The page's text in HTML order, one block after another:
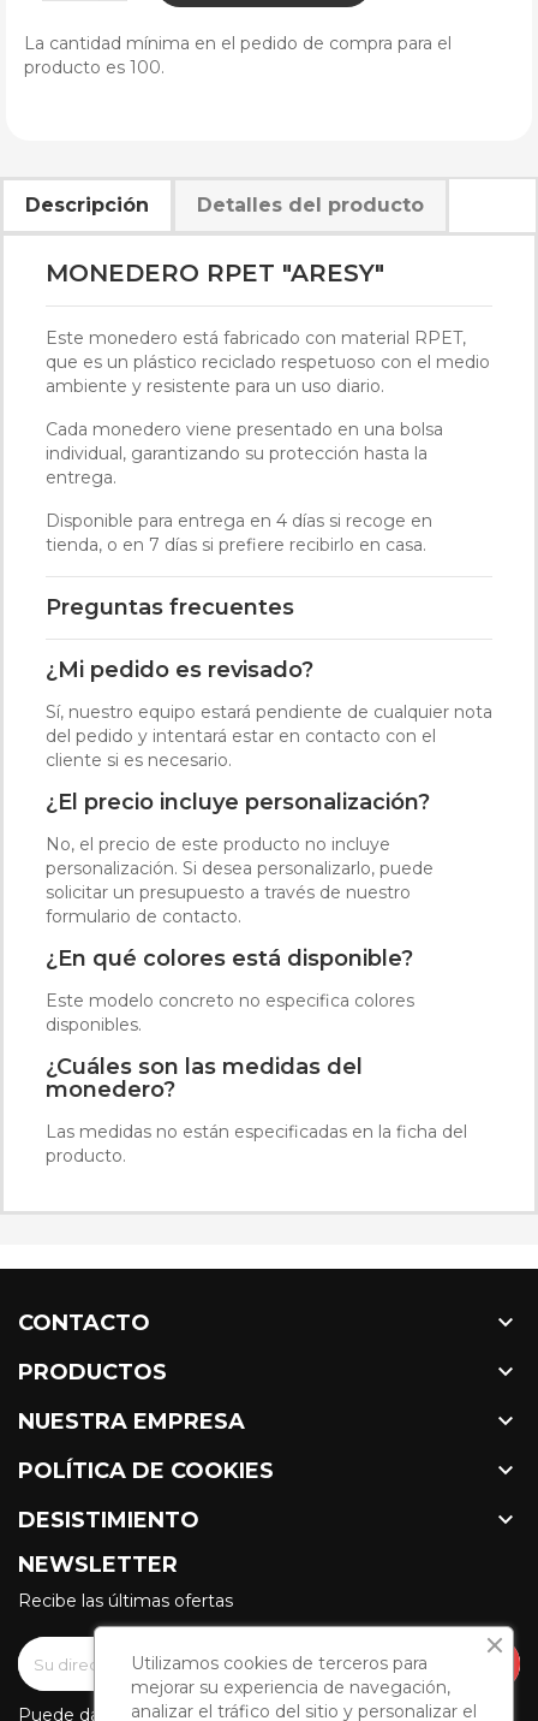
La cantidad mínima en el pedido de compra para el
producto es 100.
Descripción Detalles del producto
MONEDERO RPET "ARESY"
Este monedero está fabricado con material RPET,
que es un plástico reciclado respetuoso con el medio
ambiente y resistente para un uso diario.
Cada monedero viene presentado en una bolsa
individual, garantizando su protección hasta la
entrega.
Disponible para entrega en 4 días si recoge en
tienda, o en 7 días si prefiere recibirlo en casa.
Preguntas frecuentes
¿Mi pedido es revisado?
Sí, nuestro equipo estará pendiente de cualquier nota
del pedido y intentará estar en contacto con el
cliente si es necesario.
¿El precio incluye personalización?
No, el precio de este producto no incluye
personalización. Si desea personalizarlo, puede
solicitar un presupuesto a través de nuestro
formulario de contacto.
¿En qué colores está disponible?
Este modelo concreto no especifica colores
disponibles.
¿Cuáles son las medidas del
monedero?
Las medidas no están especificadas en la ficha del
producto.
CONTACTO 
PRODUCTOS 
NUESTRA EMPRESA 
POLÍTICA DE COOKIES 
DESISTIMIENTO 
NEWSLETTER
Recibe las últimas ofertas
Puede darse de baja en cualquier momento. Para ello,
Utilizamos cookies de terceros para
mejorar su experiencia de navegación,
analizar el tráfico del sitio y personalizar el